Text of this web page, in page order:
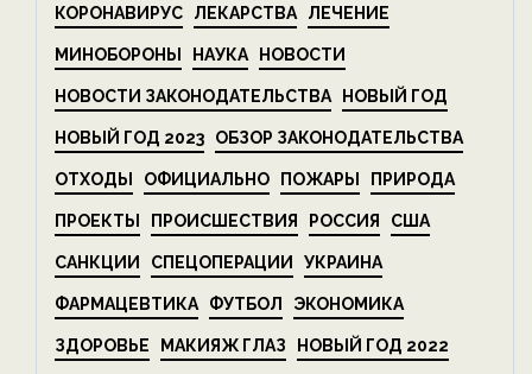
КОРОНАВИРУС ЛЕКАРСТВА ЛЕЧЕНИЕ
МИНОБОРОНЫ НАУКА НОВОСТИ
НОВОСТИ ЗАКОНОДАТЕЛЬСТВА НОВЫЙ ГОД
НОВЫЙ ГОД 2023 ОБЗОР ЗАКОНОДАТЕЛЬСТВА
ОТХОДЫ ОФИЦИАЛЬНО ПОЖАРЫ ПРИРОДА
ПРОЕКТЫ ПРОИСШЕСТВИЯ РОССИЯ США
САНКЦИИ СПЕЦОПЕРАЦИИ УКРАИНА
ФАРМАЦЕВТИКА ФУТБОЛ ЭКОНОМИКА
ЗДОРОВЬЕ МАКИЯЖ ГЛАЗ НОВЫЙ ГОД 2022